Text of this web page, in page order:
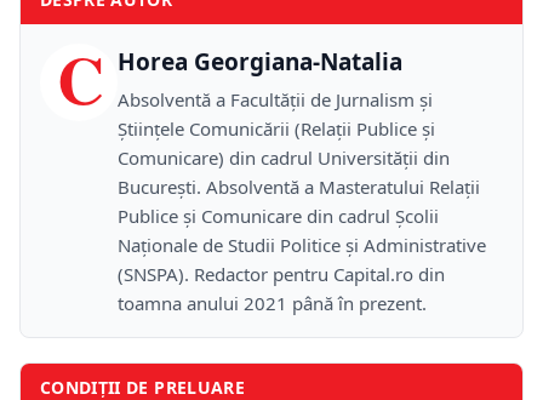
C Horea Georgiana-Natalia
Absolventă a Facultății de Jurnalism și
Științele Comunicării (Relații Publice și
Comunicare) din cadrul Universității din
București. Absolventă a Masteratului Relații
Publice și Comunicare din cadrul Școlii
Naţionale de Studii Politice și Administrative
(SNSPA). Redactor pentru Capital.ro din
toamna anului 2021 până în prezent.
CONDIȚII DE PRELUARE